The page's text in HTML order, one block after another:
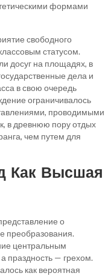
формами
свободного
статусом.
досуг на площадях, в
дела и
в свою очередь
ограничивалось
проводимыми
в древнюю пору отдых
чем путем для
Как Высшая
о
преобразования.
центральным
праздность — грехом.
как вероятная